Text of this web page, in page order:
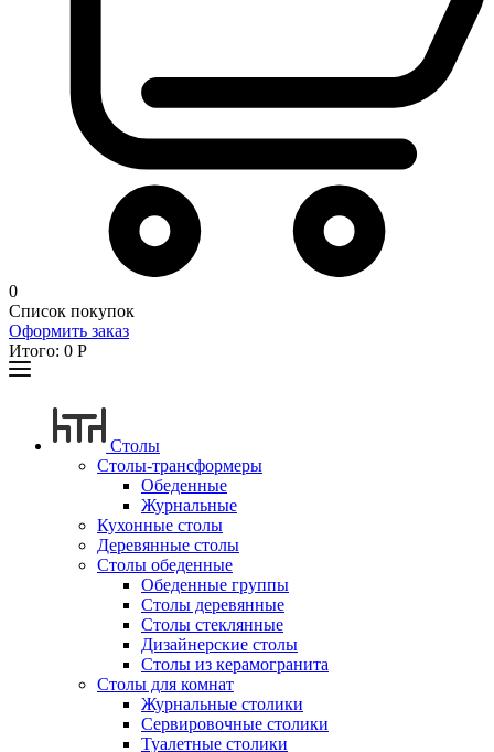
0
Список покупок
Оформить заказ
Итого: 0 Р
Столы
Столы-трансформеры
Обеденные
Журнальные
Кухонные столы
Деревянные столы
Столы обеденные
Обеденные группы
Столы деревянные
Столы стеклянные
Дизайнерские столы
Столы из керамогранита
Столы для комнат
Журнальные столики
Сервировочные столики
Туалетные столики